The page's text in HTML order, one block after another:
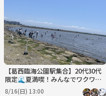
【葛西臨海公園駅集合】20代30代
限定🌊夏満喫！みんなでワクワク
海水浴DAY
8/16(日) 13:00